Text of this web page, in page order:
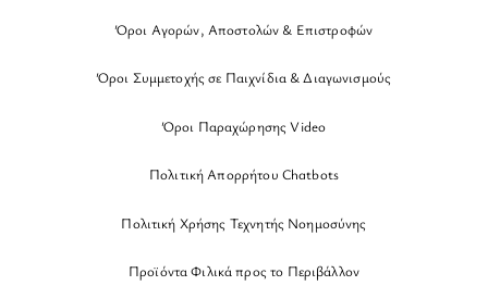
Όροι Αγορών, Αποστολών & Επιστροφών
Όροι Συμμετοχής σε Παιχνίδια & Διαγωνισμούς
Όροι Παραχώρησης Video
Πολιτική Απορρήτου Chatbots
Πολιτική Χρήσης Τεχνητής Νοημοσύνης
Προϊόντα Φιλικά προς το Περιβάλλον